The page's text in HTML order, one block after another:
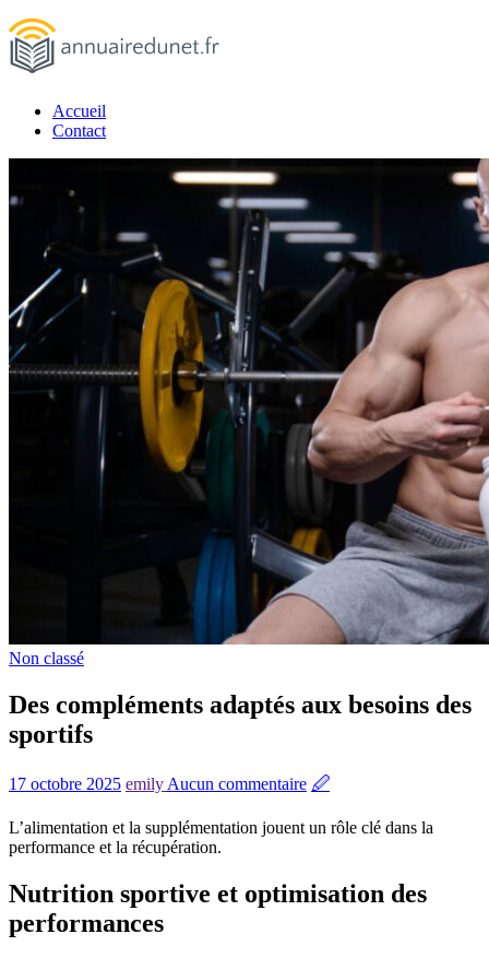
Passer
au
contenu
annuairedunet.fr
Accueil
Contact
Non classé
Des compléments adaptés aux besoins des
sportifs
17 octobre 2025 emily Aucun commentaire 🖉
L’alimentation et la supplémentation jouent un rôle clé dans la
performance et la récupération.
Nutrition sportive et optimisation des
performances